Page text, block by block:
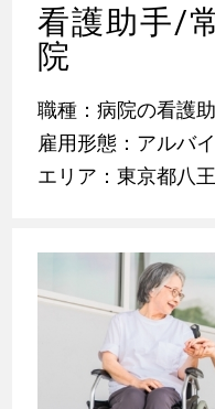
看護助手/
院
職種：病院の看護
雇用形態：アルバ
エリア：東京都八